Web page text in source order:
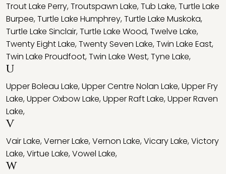
Trout Lake Perry,Troutspawn Lake,Tub Lake,Turtle Lake
Burpee,Turtle Lake Humphrey,Turtle Lake Muskoka,
Turtle Lake Sinclair,Turtle Lake Wood,Twelve Lake,
Twenty Eight Lake,Twenty Seven Lake,Twin Lake East,
Twin Lake Proudfoot,Twin Lake West,Tyne Lake,
U
Upper Boleau Lake,Upper Centre Nolan Lake,Upper Fry
Lake,Upper Oxbow Lake,Upper Raft Lake,Upper Raven
Lake,
V
Vair Lake,Verner Lake,Vernon Lake,Vicary Lake,Victory
Lake,Virtue Lake,Vowel Lake,
W